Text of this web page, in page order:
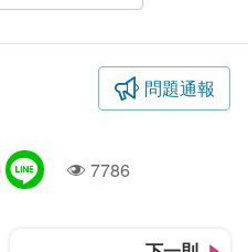
問題通報
人氣7786